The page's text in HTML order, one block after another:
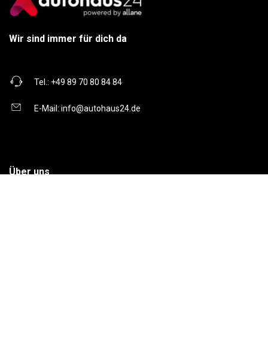
Wir sind immer für dich da
Tel.: +49 89 70 80 84 84
E-Mail: info@autohaus24.de
Über uns